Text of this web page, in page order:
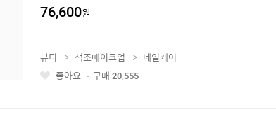
76,600원
좋
뷰티 색조메이크업
네일케어
좋아요
구매 20,555